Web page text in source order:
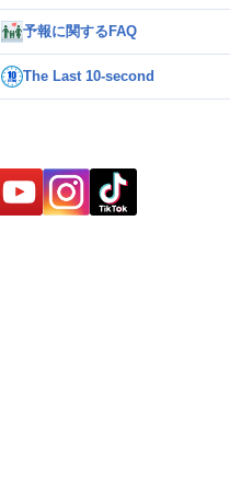
予報に関するFAQ
The Last 10-second